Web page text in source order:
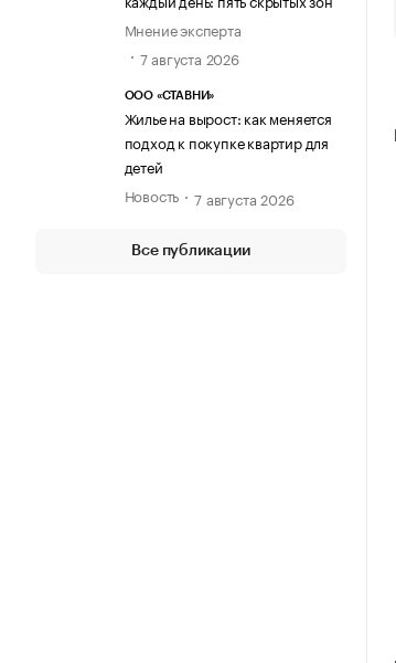
Мнение эксперта
7 августа 2026
ООО «СТАВНИ»
Жилье на вырост: как меняется
подход к покупке квартир для
детей
Новость
7 августа 2026
Все публикации